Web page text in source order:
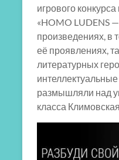
игрового
«HOMO LUDENS
произведениях, в
её проявлениях,
литературных
размышляли над
класса